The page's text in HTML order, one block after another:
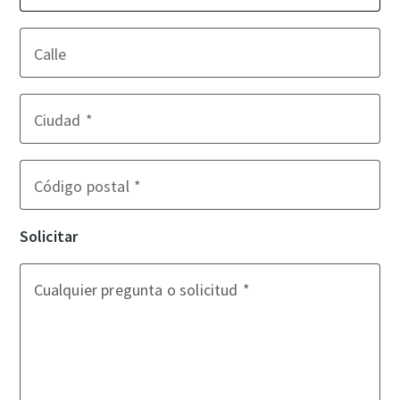
Calle
Ciudad
Código postal
Solicitar
Cualquier pregunta o solicitud